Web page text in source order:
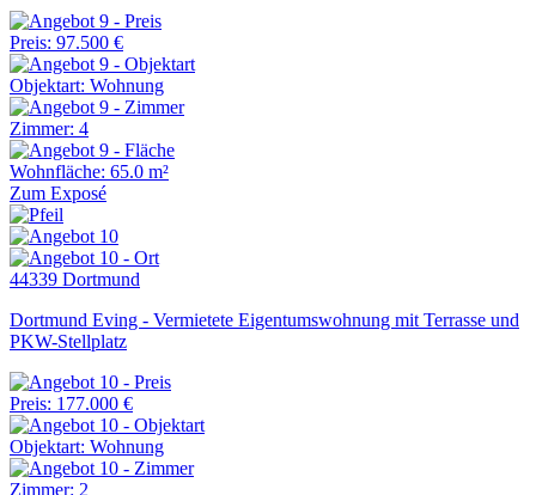
Preis: 97.500 €
Objektart: Wohnung
Zimmer: 4
Wohnfläche: 65.0 m²
Zum Exposé
44339 Dortmund
Dortmund Eving - Vermietete Eigentumswohnung mit Terrasse und
PKW-Stellplatz
Preis: 177.000 €
Objektart: Wohnung
Zimmer: 2